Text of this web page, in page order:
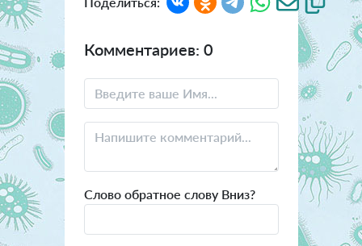
Комментариев: 0
Слово обратное слову Вниз?